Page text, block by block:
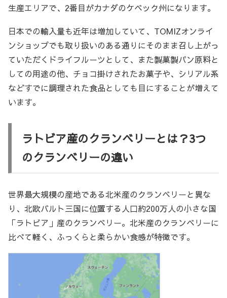
生産エリアで、2番目がカナダのケベック州になります。
日本での輸入量も近年は増加していて、TOMIZオンライ
ンショップでも取り扱いのある通りにそのまま召し上がっ
ていただくドライフルーツとして、また製菓製パン原料と
しての用途の他、チョコ掛けされたお菓子や、シリアル系
などすでに調理された食品としても目にすることが増えて
います。
ラトビア産のクランベリーとは？3つ
のクランベリーの違い
世界最大規模の産地である北米産のクランベリーと異な
り、北欧バルト三国に位置する人口約200万人の小さな国
「ラトビア」産のクランベリー。北米産のクランベリーに
比べて軽く、ふっくらと柔らかい食感が特徴です。